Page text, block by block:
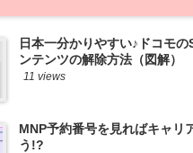
日本一分かりやすい♪ドコモの
ンテンツの解除方法（図解）
11 views
MNP予約番号を見ればキャリ
う!?